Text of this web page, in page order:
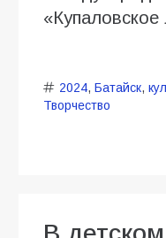
2024, Батайск,
Творчество